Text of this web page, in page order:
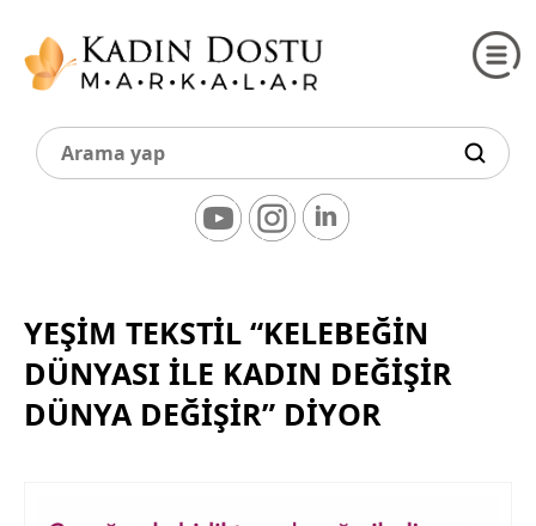
YEŞİM TEKSTİL “KELEBEĞİN
DÜNYASI İLE KADIN DEĞİŞİR
DÜNYA DEĞİŞİR” DİYOR